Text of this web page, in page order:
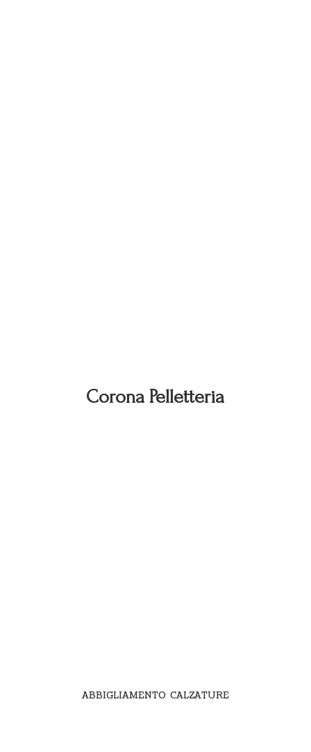
Corona Pelletteria
ABBIGLIAMENTO CALZATURE